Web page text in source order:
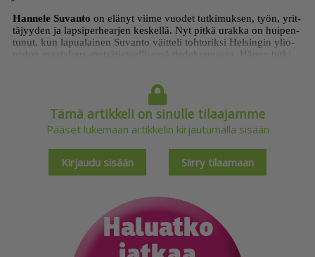
Han­ne­le Su­van­to on elä­nyt vii­me vuo­det tut­ki­muk­sen, työn, yrit­
tä­jyy­den ja lap­si­per­he­ar­jen kes­kel­lä. Nyt pit­kä urak­ka on hui­pen­
tu­nut, kun la­pu­a­lai­nen Su­van­to väit­te­li toh­to­rik­si Hel­sin­gin yli­o­
pis­ton maa­ta­lous-met­sä­tie­teel­li­ses­sä tie­de­kun­nas­sa. Hä­nen tut­ki­
Tämä artikkeli on sinulle tilaajamme
Pääset lukemaan artikkelin kirjautumalla sisään
Kirjaudu sisään Siirry tilaamaan